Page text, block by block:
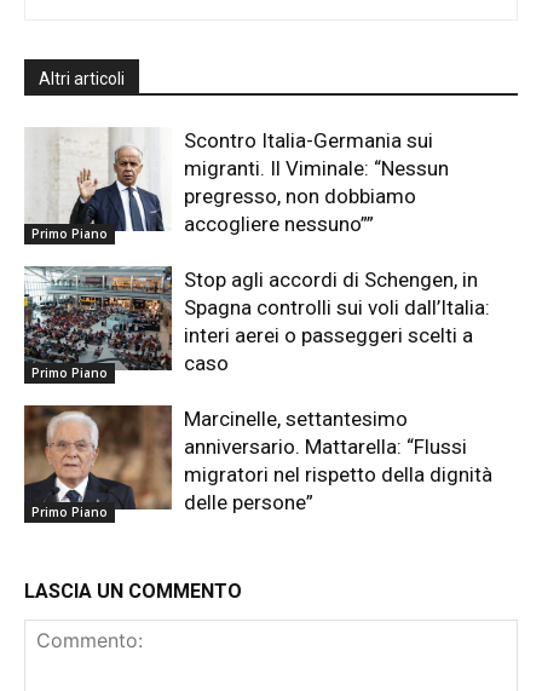
Altri articoli
Primo Piano
Scontro Italia-Germania sui
migranti. Il Viminale: “Nessun
pregresso, non dobbiamo
accogliere nessuno””
Primo Piano
Stop agli accordi di Schengen, in
Spagna controlli sui voli dall’Italia:
interi aerei o passeggeri scelti a
caso
Primo Piano
Marcinelle, settantesimo
anniversario. Mattarella: “Flussi
migratori nel rispetto della dignità
delle persone”
LASCIA UN COMMENTO